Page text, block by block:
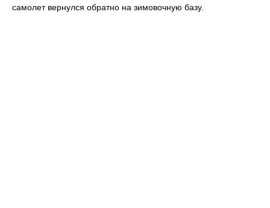
самолет вернулся обратно на зимовочную базу.